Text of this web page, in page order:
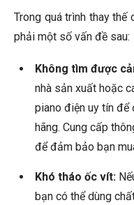
Trong quá trình thay
phải một số vấn đề sau:
Không tìm được
nhà sản xuất hoặc
piano điện uy tín để
hãng. Cung cấp
để đảm bảo bạn
Khó tháo ốc vít:
bạn có thể dùng